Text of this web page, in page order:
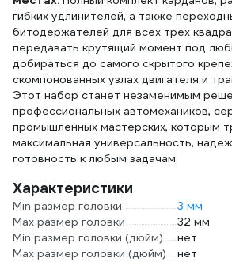
гибких удлинителей, а также
битодержателей для всех трёх
передавать крутящий момент под
добираться до самого скрытого
скомпонованных узлах двигателя и
Этот набор станет незаменимым
профессиональных автомехаников,
промышленных мастерских, которым
максимальная универсальность,
готовность к любым задачам.
Характеристики
Min размер головки
3 мм
Max размер головки
32 мм
Min размер головки (дюйм)
нет
Max размер головки (дюйм)
нет